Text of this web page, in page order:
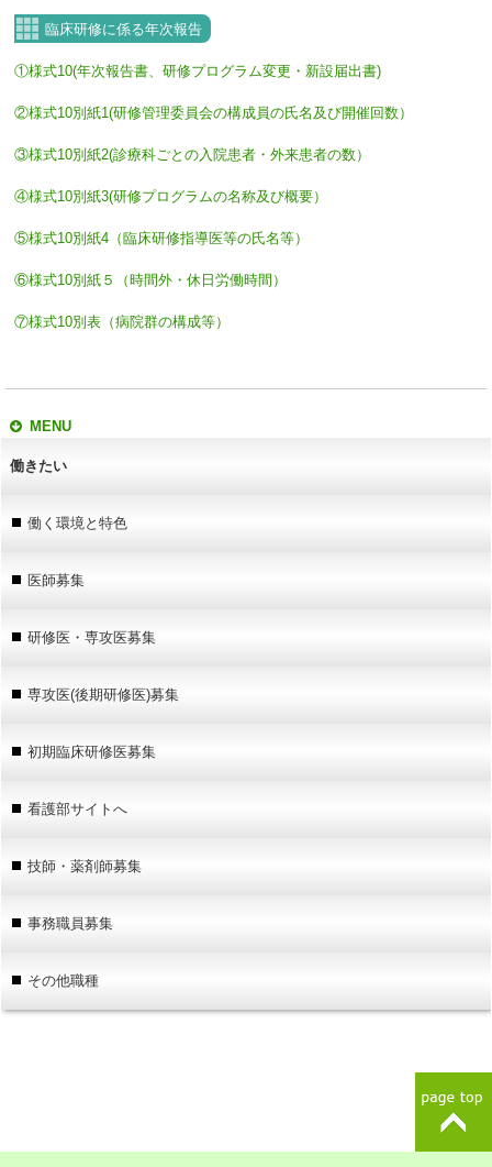
臨床研修に係る年次報告
①様式10(年次報告書、研修プログラム変更・新設届出書)
②様式10別紙1(研修管理委員会の構成員の氏名及び開催回数）
③様式10別紙2(診療科ごとの入院患者・外来患者の数）
④様式10別紙3(研修プログラムの名称及び概要）
⑤様式10別紙4（臨床研修指導医等の氏名等）
⑥様式10別紙５（時間外・休日労働時間）
⑦様式10別表（病院群の構成等）
MENU
働きたい
働く環境と特色
医師募集
研修医・専攻医募集
専攻医(後期研修医)募集
初期臨床研修医募集
看護部サイトへ
技師・薬剤師募集
事務職員募集
その他職種